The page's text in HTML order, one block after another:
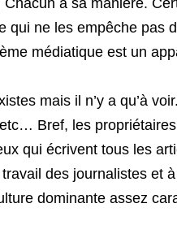
à sa manière.
qui ne les empêche pas
médiatique est un
mais il n’y a qu’à
Bref, les propriétaires
qui écrivent tous les
des journalistes et
dominante assez